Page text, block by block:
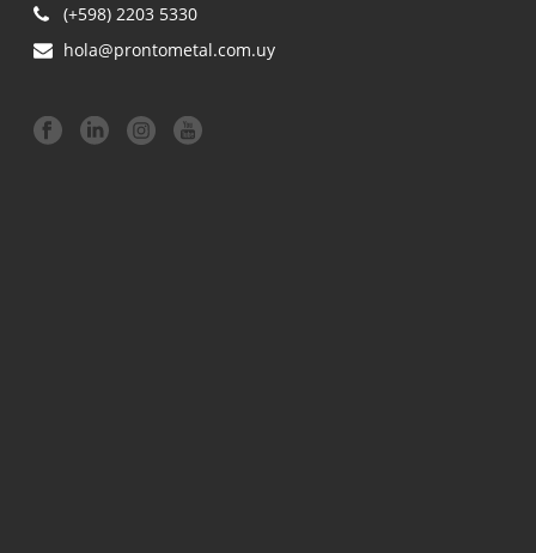
(+598) 2203 5330
hola@prontometal.com.uy